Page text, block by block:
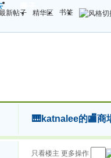
新帖子 精华区
书签
🎹katnalee的🏬商
只看楼主 更多操作